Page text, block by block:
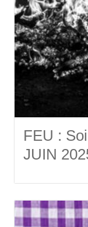
FEU :
JUIN